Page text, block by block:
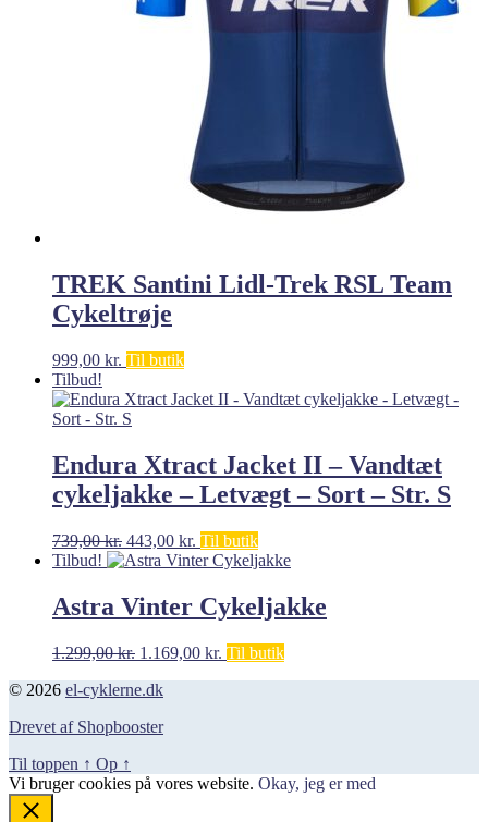
TREK Santini Lidl-Trek RSL Team
Cykeltrøje
999,00 kr. Til butik
Tilbud!
Endura Xtract Jacket II – Vandtæt
cykeljakke – Letvægt – Sort – Str. S
739,00kr. Den
oprindelige
var:
739,00 kr..
443,00 kr. Den
aktuelle
er:
443,00 kr..
Til butik
Tilbud!
Astra Vinter Cykeljakke
1.299,00kr. Den
pris
1.299,00 kr..
1.169,00 kr. Den
Til butik
© 2026 el-cyklerne.dk
Drevet af Shopbooster
Til toppen ↑ Op ↑
Vi bruger cookies på vores website. Okay, jeg er med